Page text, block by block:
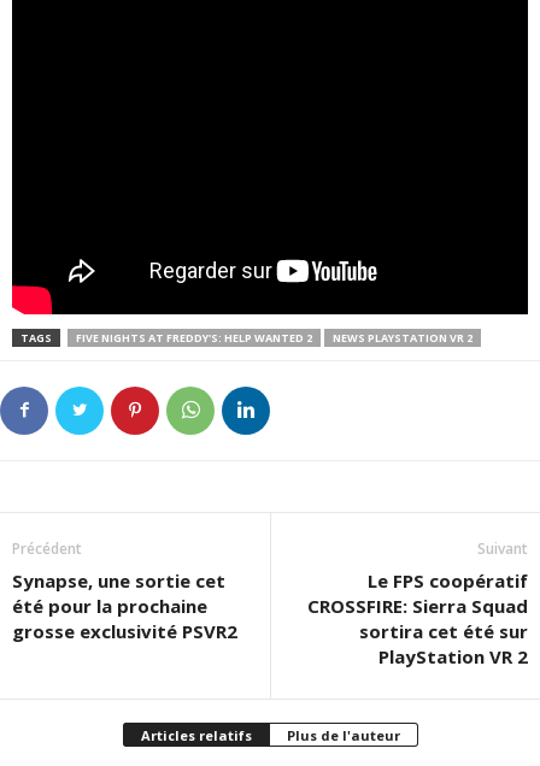
TAGS FIVE NIGHTS AT FREDDY'S: HELP WANTED 2 NEWS PLAYSTATION VR 2
Précédent
Synapse, une sortie cet
été pour la prochaine
grosse exclusivité PSVR2
Suivant
Le FPS coopératif
CROSSFIRE: Sierra Squad
sortira cet été sur
PlayStation VR 2
Articles relatifs Plus de l'auteur